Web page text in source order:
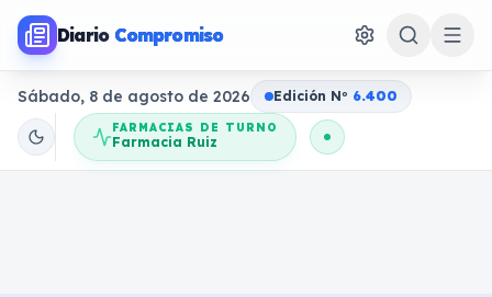
Diario Compromiso
Sábado, 8 de agosto de 2026 Edición No 6.400
FARMACIAS DE TURNO
Farmacia Ruiz